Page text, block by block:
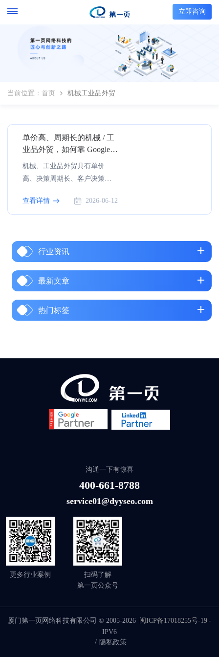
立即咨询
当前位置： 首页 机械工业品外贸
单价高、周期长的机械 / 工
业品外贸，如何靠 Google
稳定获取高质量询盘？
机械、工业品外贸具有单价
高、决策周期长、客户决策链
往需要 3-12 个月的跟进周期，
涉及技术、采购、管理层等多
本逐年攀升且效果不稳定，阿
里巴巴等平台流量竞争激烈、
将 Google 搜索作为获取高质量
精准询盘的核心渠道。 谷歌官
方数据显示，76% 的工业采购
找到详细技术资料和成功案例
经验和真实客户案例，系统讲
解机械 / 工业品外贸如何通过...
查看详情 2026-06-12
行业资讯
最新文章
热门标签
沟通一下有惊喜
400-661-8788
service01@dyyseo.com
更多行业案例
扫码了解
第一页公众号
厦门第一页网络科技有限公司 © 2005-2026 闽ICP备17018255号-19 -
IPV6
/ 隐私政策